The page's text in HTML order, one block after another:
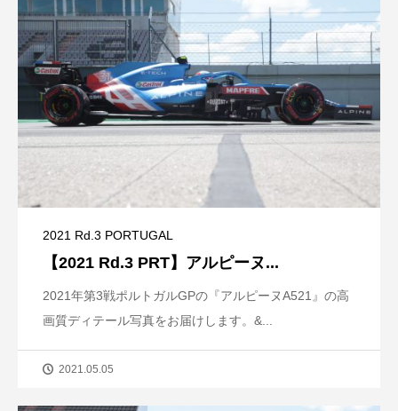
2021 Rd.3 PORTUGAL
【2021 Rd.3 PRT】アルピーヌ...
2021年第3戦ポルトガルGPの『アルピーヌA521』の高
画質ディテール写真をお届けします。&...
2021.05.05